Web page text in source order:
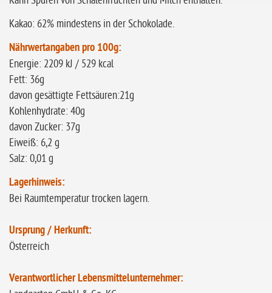
Kakao: 62% mindestens in der Schokolade.
Nährwertangaben pro 100g:
Energie: 2209 kJ / 529 kcal
Fett: 36g
davon gesättigte Fettsäuren:21g
Kohlenhydrate: 40g
davon Zucker: 37g
Eiweiß: 6,2 g
Salz: 0,01 g
Lagerhinweis:
Bei Raumtemperatur trocken lagern.
Ursprung / Herkunft:
Österreich
Verantwortlicher Lebensmittelunternehmer: